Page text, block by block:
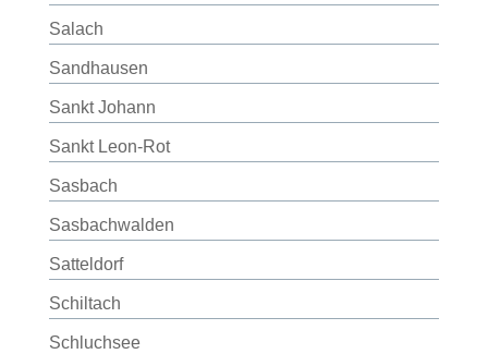
Salach
Sandhausen
Sankt Johann
Sankt Leon-Rot
Sasbach
Sasbachwalden
Satteldorf
Schiltach
Schluchsee